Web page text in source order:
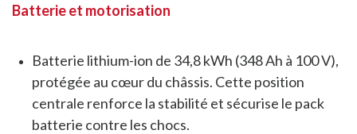
Batterie et motorisation
Batterie lithium-ion de 34,8 kWh (348 Ah à 100 V),
protégée au cœur du châssis. Cette position
centrale renforce la stabilité et sécurise le pack
batterie contre les chocs.